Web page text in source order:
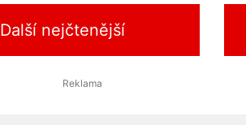
Další nejčtenější